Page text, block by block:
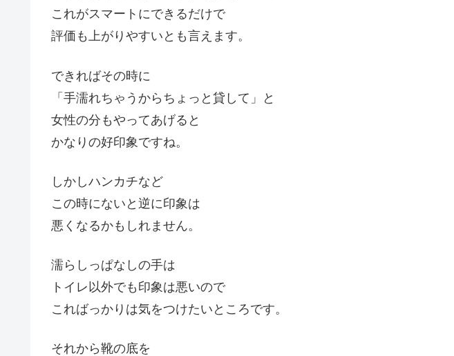
これがスマートにできるだけで
評価も上がりやすいとも言えます。
できればその時に
「手濡れちゃうからちょっと貸して」と
女性の分もやってあげると
かなりの好印象ですね。
しかしハンカチなど
この時にないと逆に印象は
悪くなるかもしれません。
濡らしっぱなしの手は
トイレ以外でも印象は悪いので
こればっかりは気をつけたいところです。
それから靴の底を